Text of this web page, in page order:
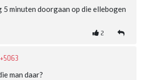
5 minuten doorgaan op die ellebogen
2
+5063
man daar?